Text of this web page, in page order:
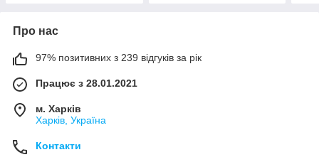
Про нас
97% позитивних з 239 відгуків за рік
Працює з 28.01.2021
м. Харків
Харків, Україна
Контакти